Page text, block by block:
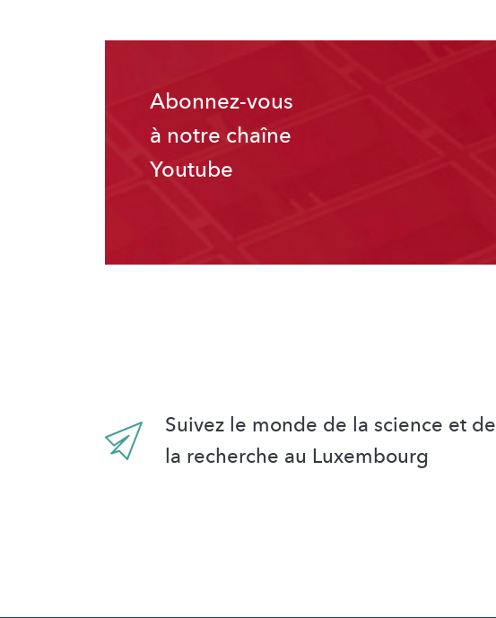
Abonnez-vous
à notre chaîne
Youtube
Suivez le monde de la science et de
la recherche au Luxembourg